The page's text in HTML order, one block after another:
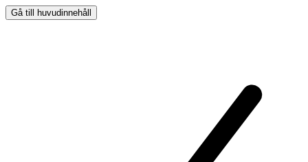
Gå till huvudinnehåll